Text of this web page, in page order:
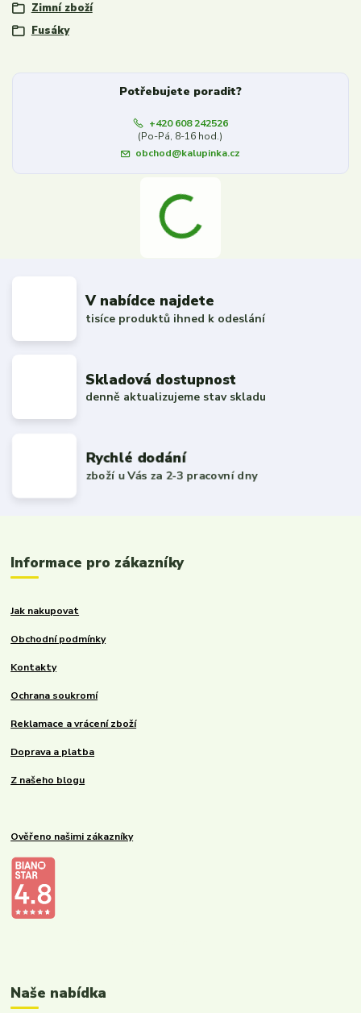
Zimní zboží
Fusáky
Potřebujete poradit?
+420 608 242526
(Po-Pá, 8-16 hod.)
obchod@kalupinka.cz
V nabídce najdete
tisíce produktů ihned k odeslání
Skladová dostupnost
denně aktualizujeme stav skladu
Rychlé dodání
zboží u Vás za 2-3 pracovní dny
Informace pro zákazníky
Jak nakupovat
Obchodní podmínky
Kontakty
Ochrana soukromí
Reklamace a vrácení zboží
Doprava a platba
Z našeho blogu
Ověřeno našimi zákazníky
Naše nabídka